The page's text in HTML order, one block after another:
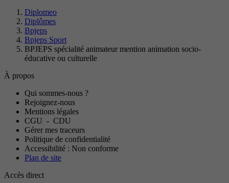
Diplomeo
Diplômes
Bpjeps
Bpjeps Sport
BPJEPS spécialité animateur mention animation socio-
éducative ou culturelle
À propos
Qui sommes-nous ?
Rejoignez-nous
Mentions légales
CGU - CDU
Gérer mes traceurs
Politique de confidentialité
Accessibilité : Non conforme
Plan de site
Accès direct